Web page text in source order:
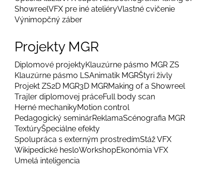
ShowreelVFX pre iné ateliéryVlastné cvičenie
Výnimopčný záber
Projekty MGR
Diplomové projektyKlauzúrne pásmo MGR ZS
Klauzúrne pásmo LSAnimatik MGRŠtyri živly
Projekt ZS2D MGR3D MGRMaking of a Showreel
Trajler diplomovej práceFull body scan
Herné mechanikyMotion control
Pedagogický seminárReklamaScénografia MGR
TextúryŠpeciálne efekty
Spolupráca s externým prostredímStáž VFX
Wikipedické hesloWorkshopEkonómia VFX
Umelá inteligencia